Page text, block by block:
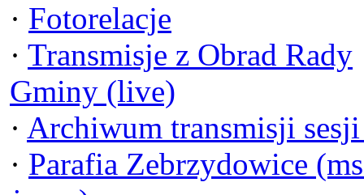
· Fotorelacje
· Transmisje z Obrad Rady
Gminy (live)
· Archiwum transmisji
· Parafia Zebrzydowice